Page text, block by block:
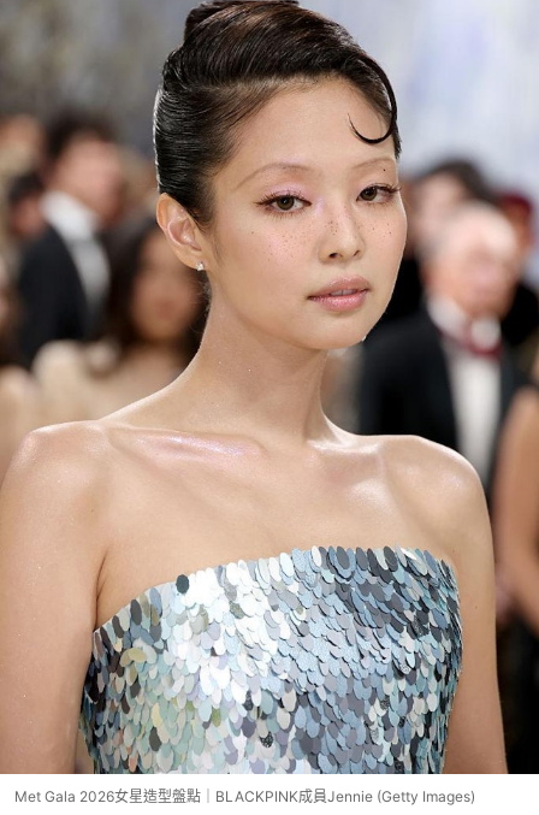
Met Gala 2026女星造型盤點｜BLACKPINK成員Jennie (Getty Images)